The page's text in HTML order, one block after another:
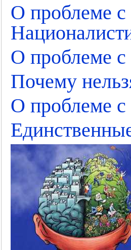
О проблеме с
О проблеме с
Почему
О проблеме с